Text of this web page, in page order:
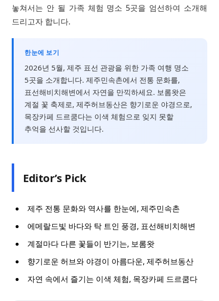
놓쳐서는 안 될 가족 체험 명소 5곳을 엄선하여 소개해
드리고자 합니다.
한눈에 보기
2026년 5월, 제주 표선 관광을 위한 가족 여행 명소
5곳을 소개합니다. 제주민속촌에서 전통 문화를,
표선해비치해변에서 자연을 만끽하세요. 보롬왓은
계절 꽃 축제로, 제주허브동산은 향기로운 야경으로,
목장카페 드르쿰다는 이색 체험으로 잊지 못할
추억을 선사할 것입니다.
Editor’s Pick
제주 전통 문화와 역사를 한눈에, 제주민속촌
에메랄드빛 바다와 탁 트인 풍경, 표선해비치해변
계절마다 다른 꽃들이 반기는, 보롬왓
향기로운 허브와 야경이 아름다운, 제주허브동산
자연 속에서 즐기는 이색 체험, 목장카페 드르쿰다